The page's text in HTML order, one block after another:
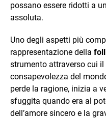
possano essere ridotti a
assoluta.
Uno degli aspetti più
rappresentazione della
strumento attraverso cui
consapevolezza del
perde la ragione, inizia a
sfuggita quando era al
dell’amore sincero e la